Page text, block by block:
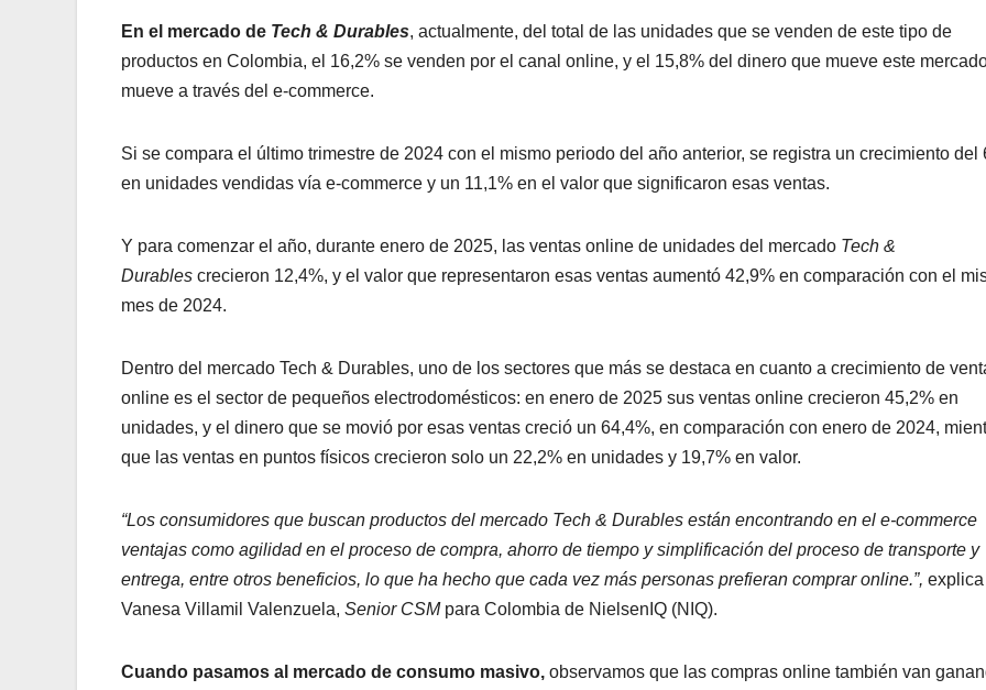
En el mercado de Tech & Durables, actualmente, del total de las unidades que se venden de este tipo de
productos en Colombia, el 16,2% se venden por el canal online, y el 15,8% del dinero que mueve este
mueve a través del e-commerce.
Si se compara el último trimestre de 2024 con el mismo periodo del año anterior, se registra un crecimiento del
en unidades vendidas vía e-commerce y un 11,1% en el valor que significaron esas ventas.
Y para comenzar el año, durante enero de 2025, las ventas online de unidades del mercado Tech &
Durables crecieron 12,4%, y el valor que representaron esas ventas aumentó 42,9% en comparación con el
mes de 2024.
Dentro del mercado Tech & Durables, uno de los sectores que más se destaca en cuanto a crecimiento de
online es el sector de pequeños electrodomésticos: en enero de 2025 sus ventas online crecieron 45,2% en
unidades, y el dinero que se movió por esas ventas creció un 64,4%, en comparación con enero de 2024,
que las ventas en puntos físicos crecieron solo un 22,2% en unidades y 19,7% en valor.
“Los consumidores que buscan productos del mercado Tech & Durables están encontrando en el e-commerce
ventajas como agilidad en el proceso de compra, ahorro de tiempo y simplificación del proceso de transporte y
entrega, entre otros beneficios, lo que ha hecho que cada vez más personas prefieran comprar online.”, explica
Vanesa Villamil Valenzuela, Senior CSM para Colombia de NielsenIQ (NIQ).
Cuando pasamos al mercado de consumo masivo, observamos que las compras online también van